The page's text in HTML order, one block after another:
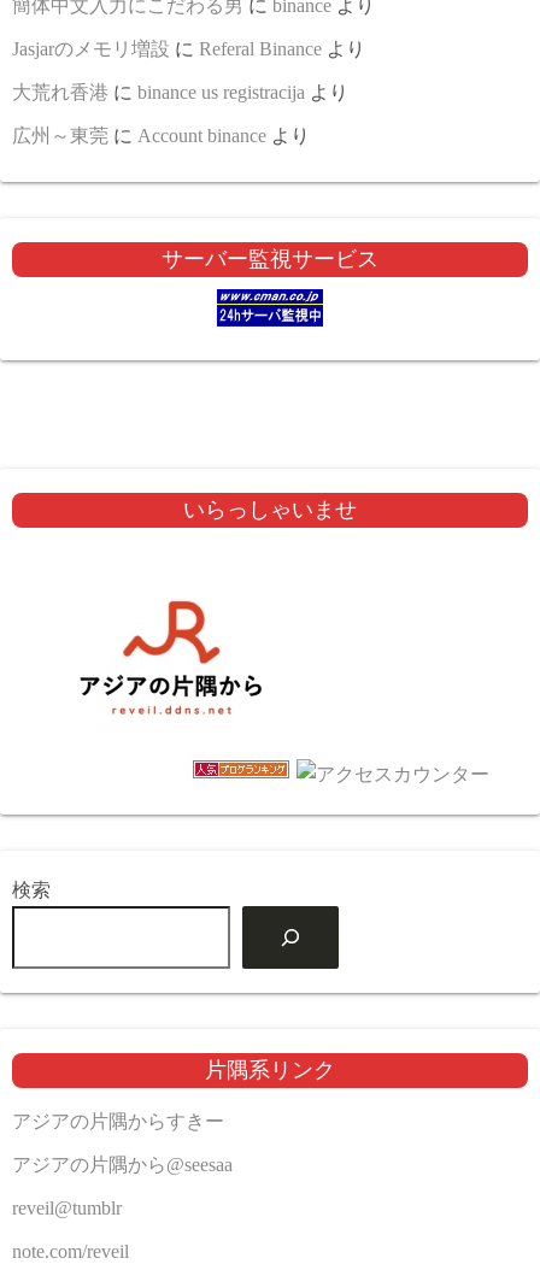
簡体中文入力にこだわる男 に binance より
Jasjarのメモリ増設 に Referal Binance より
大荒れ香港 に binance us registracija より
広州～東莞 に Account binance より
サーバー監視サービス
いらっしゃいませ
検索
片隅系リンク
アジアの片隅からすきー
アジアの片隅から@seesaa
reveil@tumblr
note.com/reveil